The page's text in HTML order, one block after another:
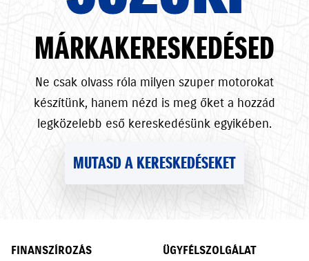
MÁRKAKERESKEDÉSED
Ne csak olvass róla milyen szuper motorokat
készítünk, hanem nézd is meg őket a hozzád
legközelebb eső kereskedésünk egyikében.
MUTASD A KERESKEDÉSEKET
FINANSZÍROZÁS ÜGYFÉLSZOLGÁLAT